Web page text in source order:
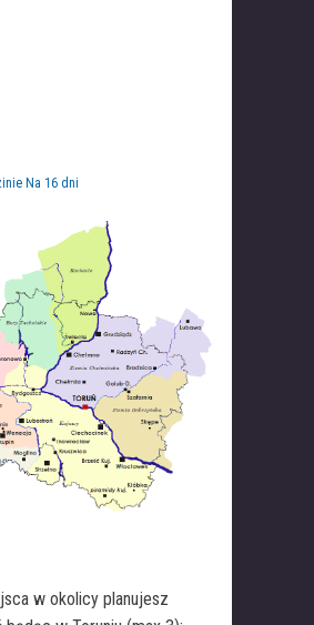
Na 16 dni
w okolicy planujesz